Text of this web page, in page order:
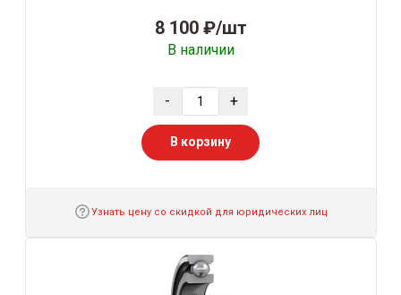
8 100 ₽/шт
В наличии
- +
В корзину
Узнать цену со скидкой для юридических лиц